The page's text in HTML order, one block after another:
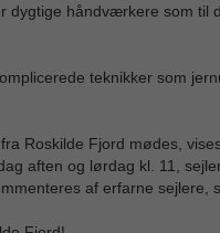
håndværkere som til
teknikker som
Roskilde Fjord mødes,
aften og lørdag kl. 11,
af erfarne sejlere,